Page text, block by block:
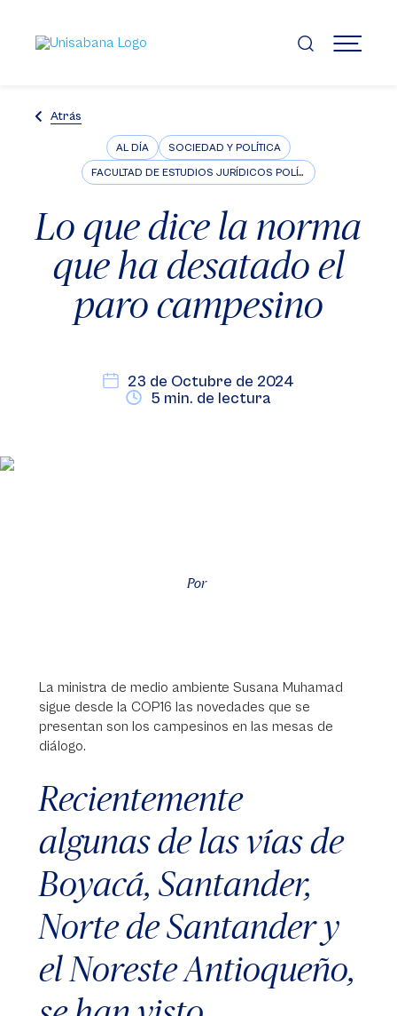
contenido
principal
MENÚ
Atrás
AL DÍA SOCIEDAD Y POLÍTICA
FACULTAD DE ESTUDIOS JURÍDICOS POLÍTICOS E INTERNACIONALES
Lo que dice la norma
que ha desatado el
paro campesino
23 de Octubre de 2024
5 min. de lectura
Por
La ministra de medio ambiente Susana Muhamad
sigue desde la COP16 las novedades que se
presentan son los campesinos en las mesas de
diálogo.
Recientemente
algunas de las vías de
Boyacá, Santander,
Norte de Santander y
el Noreste Antioqueño,